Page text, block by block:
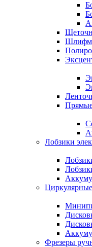
Лобзики
Фрезеры